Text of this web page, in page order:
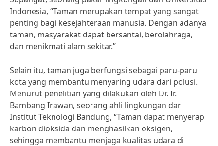
Indonesia, “Taman merupakan tempat yang sangat
penting bagi kesejahteraan manusia. Dengan adanya
taman, masyarakat dapat bersantai, berolahraga,
dan menikmati alam sekitar.”
Selain itu, taman juga berfungsi sebagai paru-paru
kota yang membantu menyaring udara dari polusi.
Menurut penelitian yang dilakukan oleh Dr. Ir.
Bambang Irawan, seorang ahli lingkungan dari
Institut Teknologi Bandung, “Taman dapat menyerap
karbon dioksida dan menghasilkan oksigen,
sehingga membantu menjaga kualitas udara di